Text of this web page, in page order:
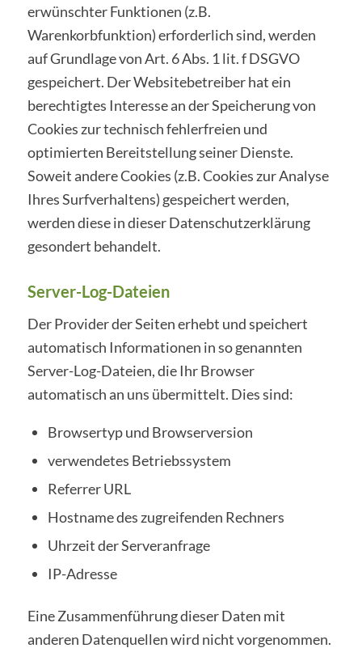
erwünschter Funktionen (z.B.
Warenkorbfunktion) erforderlich sind, werden
auf Grundlage von Art. 6 Abs. 1 lit. f DSGVO
gespeichert. Der Websitebetreiber hat ein
berechtigtes Interesse an der Speicherung von
Cookies zur technisch fehlerfreien und
optimierten Bereitstellung seiner Dienste.
Soweit andere Cookies (z.B. Cookies zur Analyse
Ihres Surfverhaltens) gespeichert werden,
werden diese in dieser Datenschutzerklärung
gesondert behandelt.
Server-Log-Dateien
Der Provider der Seiten erhebt und speichert
automatisch Informationen in so genannten
Server-Log-Dateien, die Ihr Browser
automatisch an uns übermittelt. Dies sind:
Browsertyp und Browserversion
verwendetes Betriebssystem
Referrer URL
Hostname des zugreifenden Rechners
Uhrzeit der Serveranfrage
IP-Adresse
Eine Zusammenführung dieser Daten mit
anderen Datenquellen wird nicht vorgenommen.